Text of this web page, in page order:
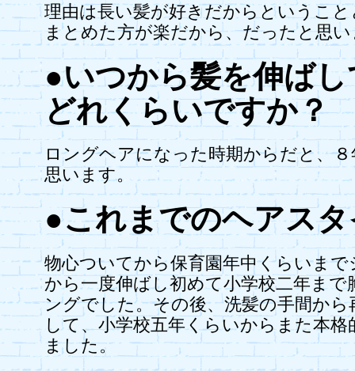
理由は長い髪が好きだからというこ
まとめた方が楽だから、だったと思
●いつから髪を伸ば
どれくらいですか？
ロングヘアになった時期からだと、
思います。
●これまでのヘアス
物心ついてから保育園年中くらいま
から一度伸ばし初めて小学校二年まで
ングでした。その後、洗髪の手間か
して、小学校五年くらいからまた本
ました。